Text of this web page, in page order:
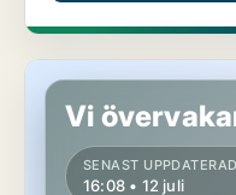
Butikslokal i Enköping
Vi
SENAST UPPDATERAD
16:08 • 12 juli